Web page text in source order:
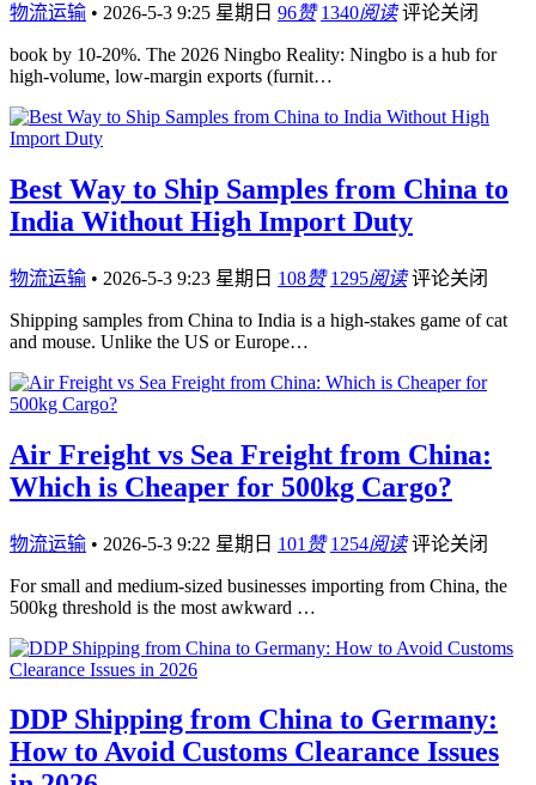
物流运输 • 2026-5-3 9:25 星期日 96赞 1340阅读 评论关闭
book by 10-20%. The 2026 Ningbo Reality: Ningbo is a hub for
high-volume, low-margin exports (furnit…
Best Way to Ship Samples from China to
India Without High Import Duty
物流运输 • 2026-5-3 9:23 星期日 108赞 1295阅读 评论关闭
Shipping samples from China to India is a high-stakes game of cat
and mouse. Unlike the US or Europe…
Air Freight vs Sea Freight from China:
Which is Cheaper for 500kg Cargo?
物流运输 • 2026-5-3 9:22 星期日 101 赞 1254阅读 评论关闭
For small and medium-sized businesses importing from China, the
500kg threshold is the most awkward …
DDP Shipping from China to Germany:
How to Avoid Customs Clearance Issues